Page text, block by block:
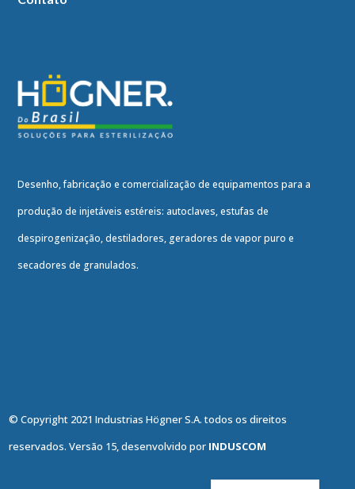
Desenho, fabricação e comercialização de equipamentos para a
produção de injetáveis estéreis: autoclaves, estufas de
despirogenização, destiladores, geradores de vapor puro e
secadores de granulados.
© Copyright 2021 Industrias Högner S.A. todos os direitos
reservados. Versão 15, desenvolvido por INDUSCOM